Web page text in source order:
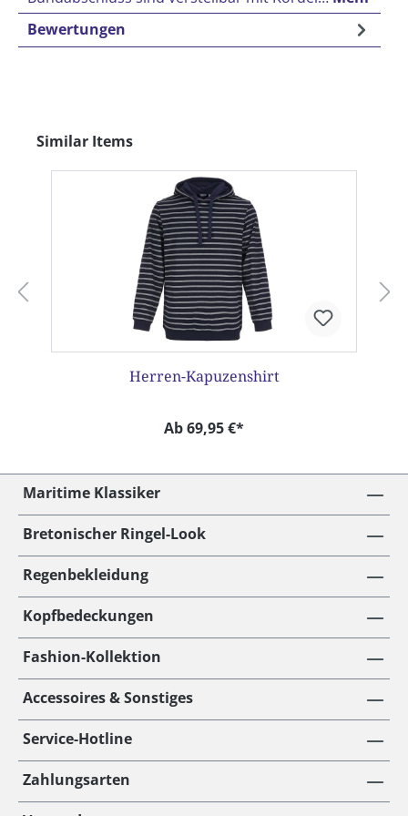
Bewertungen
Produktgalerie überspringen
Similar Items
Herren-Kapuzenshirt
Ab 69,95 €*
Maritime Klassiker
Bretonischer Ringel-Look
Regenbekleidung
Kopfbedeckungen
Fashion-Kollektion
Accessoires & Sonstiges
Service-Hotline
Zahlungsarten